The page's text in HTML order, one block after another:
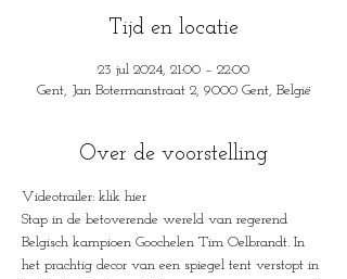
Tijd en locatie
23 jul 2024, 21:00 – 22:00
Gent, Jan Botermanstraat 2, 9000 Gent, België
Over de voorstelling
Videotrailer: klik hier
Stap in de betoverende wereld van regerend
Belgisch kampioen Goochelen Tim Oelbrandt. In
het prachtig decor van een spiegel tent verstopt in